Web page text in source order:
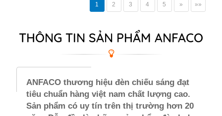
1 2 3 4 5 » »»
THÔNG TIN SẢN PHẨM ANFACO
ANFACO thương hiệu đèn chiếu sáng đạt
tiêu chuẩn hàng việt nam chất lượng cao.
Sản phẩm có uy tín trên thị trường hơn 20